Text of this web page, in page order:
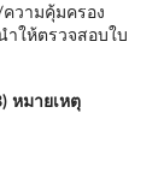
วามคุ้มครอง
ให้ตรวจสอบใบ
หมายเหตุ